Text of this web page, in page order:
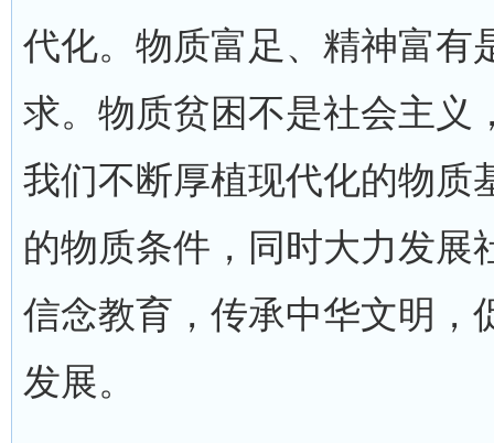
代化。物质富足、精神富有
求。物质贫困不是社会主义
我们不断厚植现代化的物质
的物质条件，同时大力发展
信念教育，传承中华文明，
发展。